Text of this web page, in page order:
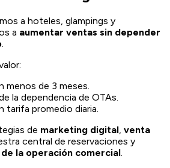
a hoteles, glampings y
a aumentar ventas sin depender
menos de 3 meses.
la dependencia de OTAs.
tarifa promedio diaria.
de marketing digital venta
central de reservaciones y
la operación comercial